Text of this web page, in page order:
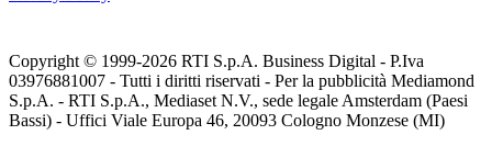
Copyright © 1999-2026 RTI S.p.A. Business Digital - P.Iva
03976881007 - Tutti i diritti riservati - Per la pubblicità Mediamond
S.p.A. - RTI S.p.A., Mediaset N.V., sede legale Amsterdam (Paesi
Bassi) - Uffici Viale Europa 46, 20093 Cologno Monzese (MI)